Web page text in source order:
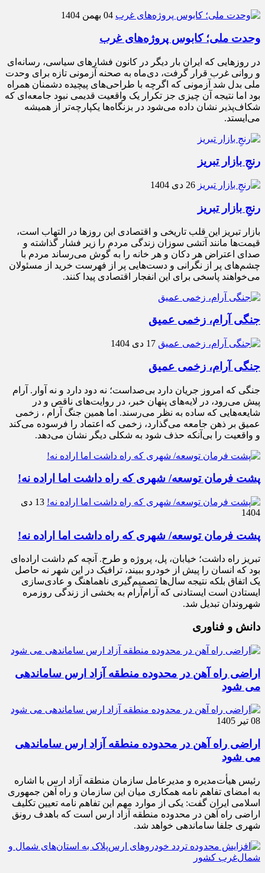
04 بهمن 1404
وحدت ملی؛ کابوس پروژه‌های غرب
در روزهایی که ایران بار دیگر در کانون فشارهای سیاسی، رسانه‌ای
و روانی غرب قرار گرفت، دی‌ماه به صحنه آزمونی تازه برای وحدت
ملی بدل شد آزمونی که اگرچه با طراحی‌های پیچیده دشمنان همراه
بود اما نتیجه آن چیزی جز تکرار یک واقعیت قدیمی نبود جامعه‌ای که
شکاف‌پذیر نشان داده می‌شود در بزنگاه‌ها یکپارچه‌تر از همیشه
می‌ایستد.
رنجِ بازار تبریز
26 دی 1404
رنجِ بازار تبریز
بازار تبریز این قلب تاریخی و اقتصادی این روزها در التهاب است،
قیمت‌ها مانند آتشی سوزان زندگی مردم را زیر فشار گذاشته و
صدای اعتراض هر دکان و هر خانه را به گوش می‌رساند مردم با
چشم‌های پر از نگرانی و دست‌هایی پر از فهرست خرید از مسئولان
می‌خواهند پاسخی برای این انفجار اقتصادی پیدا کنند.
جنگی آرام، زخمی عمیق
17 دی 1404
جنگی آرام، زخمی عمیق
جنگی که امروز جریان دارد بی‌صداست؛ نه دود دارد و نه آوار. آرام
پیش می‌رود، در لایه‌های پنهان خبر، در روایت‌های ناقص و در
شایعه‌هایی که ساده به نظر می‌رسند. اما همین جنگ آرام ، زخمی
عمیق بر ذهن جامعه می‌گذارد، زخمی که اعتماد را فرسوده می‌کند
و واقعیت را بی‌آنکه حذف شود به شکلی دیگر نشان می‌دهد.
پشت فرمان توسعه/ شهری که راه داشت اما اراده نه!
13 دی
1404
پشت فرمان توسعه/ شهری که راه داشت اما اراده نه!
تبریز راه داشت؛ خیابان، پل، پروژه و طرح. آنچه کم داشت اراده‌ای
بود که انسان را پیش از خودرو ببیند، ترافیک در این شهر نه حاصل
یک اتفاق بلکه نتیجه سال‌ها تصمیم‌گیری ناهماهنگ و عادی‌سازی
ایستادن است ایستادنی که آرام‌آرام به بخشی از زندگی روزمره
شهروندان تبدیل شد.
دانش و فناوری
اراضی راه آهن در محدوده منطقه آزاد ارس ساماندهی
می شود
08 تیر 1405
اراضی راه آهن در محدوده منطقه آزاد ارس ساماندهی
می شود
رئیس هیأت‌مدیره و مدیرعامل سازمان منطقه آزاد ارس با اشاره
به امضای تفاهم نامه همکاری میان این سازمان و راه آهن جمهوری
اسلامی ایران گفت: یکی از موارد مهم این تفاهم نامه تعیین تکلیف
اراضی راه آهن در محدوده منطقه آزاد ارس است که باهدف رونق
شهری جلفا ساماندهی خواهد شد.